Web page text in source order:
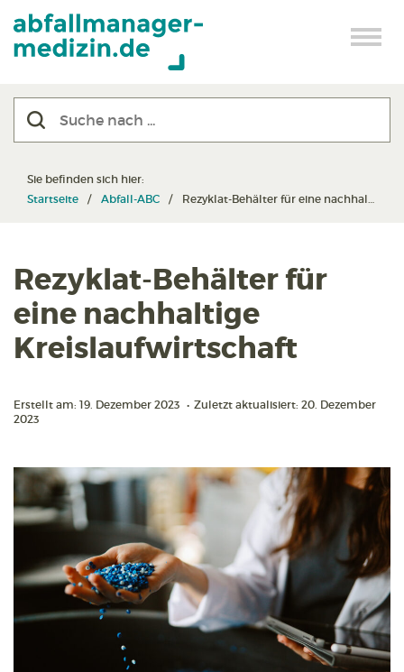
Sie befinden sich hier:
Startseite
Abfall-ABC Rezyklat-Behälter für eine nachhaltige Kreislaufwirtschaft
Rezyklat-Behälter für
eine nachhaltige
Kreislaufwirtschaft
Erstellt am: 19. Dezember 2023 • Zuletzt aktualisiert: 20. Dezember
2023